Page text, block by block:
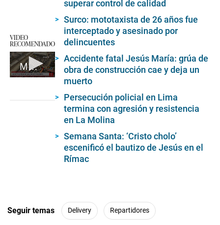
VIDEO
RECOMENDADO
Miles de personas van al sur a pasar Semana Santa
superar control de calidad
Surco: mototaxista de 26 años fue
interceptado y asesinado por
delincuentes
Accidente fatal Jesús María: grúa de
obra de construcción cae y deja un
muerto
Persecución policial en Lima
termina con agresión y resistencia
en La Molina
Semana Santa: ‘Cristo cholo’
escenificó el bautizo de Jesús en el
Rímac
Seguir temas Delivery Repartidores